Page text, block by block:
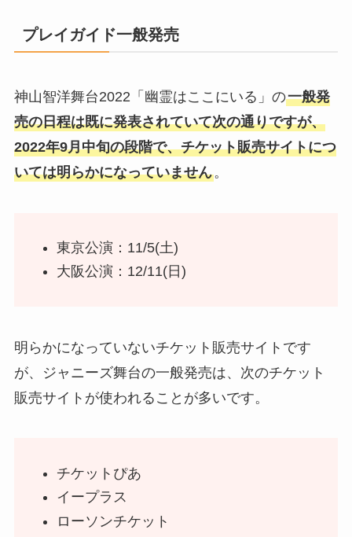
プレイガイド一般発売
神山智洋舞台2022「幽霊はここにいる」の一般発
売の日程は既に発表されていて次の通りですが、
2022年9月中旬の段階で、チケット販売サイトにつ
いては明らかになっていません。
東京公演：11/5(土)
大阪公演：12/11(日)
明らかになっていないチケット販売サイトです
が、ジャニーズ舞台の一般発売は、次のチケット
販売サイトが使われることが多いです。
チケットぴあ
イープラス
ローソンチケット